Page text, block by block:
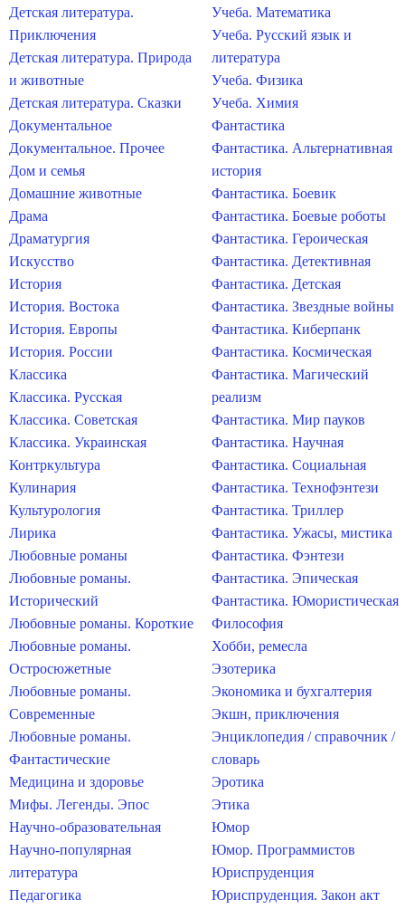
Детская литература.
Приключения
Детская литература. Природа
и животные
Детская литература. Сказки
Документальное
Документальное. Прочее
Дом и семья
Домашние животные
Драма
Драматургия
Искусство
История
История. Востока
История. Европы
История. России
Классика
Классика. Русская
Классика. Советская
Классика. Украинская
Контркультура
Кулинария
Культурология
Лирика
Любовные романы
Любовные романы.
Исторический
Любовные романы. Короткие
Любовные романы.
Остросюжетные
Любовные романы.
Современные
Любовные романы.
Фантастические
Медицина и здоровье
Мифы. Легенды. Эпос
Научно-образовательная
Научно-популярная
литература
Педагогика
Учеба. Математика
Учеба. Русский язык и
литература
Учеба. Физика
Учеба. Химия
Фантастика
Фантастика. Альтернативная
история
Фантастика. Боевик
Фантастика. Боевые роботы
Фантастика. Героическая
Фантастика. Детективная
Фантастика. Детская
Фантастика. Звездные войны
Фантастика. Киберпанк
Фантастика. Космическая
Фантастика. Магический
реализм
Фантастика. Мир пауков
Фантастика. Научная
Фантастика. Социальная
Фантастика. Технофэнтези
Фантастика. Триллер
Фантастика. Ужасы, мистика
Фантастика. Фэнтези
Фантастика. Эпическая
Фантастика. Юмористическая
Философия
Хобби, ремесла
Эзотерика
Экономика и бухгалтерия
Экшн, приключения
Энциклопедия / справочник /
словарь
Эротика
Этика
Юмор
Юмор. Программистов
Юриспруденция
Юриспруденция. Закон акт